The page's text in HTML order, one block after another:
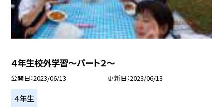
４年生校外学習〜パート２〜
公開日 2023/06/13 更新日 2023/06/13
４年生